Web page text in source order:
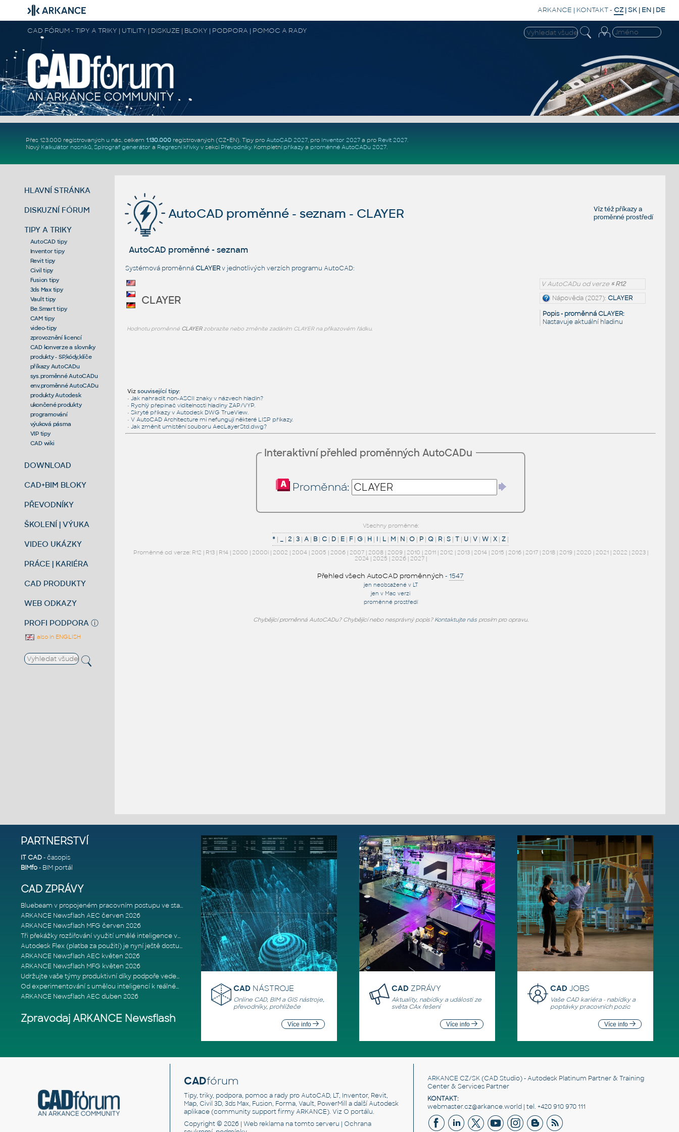
ARKANCE | KONTAKT- CZ |SK | EN | DE
CAD FÓRUM - TIPY A TRIKY | UTILITY | DISKUZE | BLOKY | PODPORA | POMOC A RADY
Přes 123.000 registrovaných u nás, celkem 1.130.000registrovaných (CZ+EN). Tipy pro AutoCAD 2027, pro Inventor 2027a pro Revit 2027.
Nový Kalkulátor nosníků, Spirograf generátor a Regresní křivkyv sekci Převodníky. Kompletní příkazya proměnné AutoCADu 2027.
HLAVNÍ STRÁNKA
DISKUZNÍ FÓRUM
TIPY A TRIKY
AutoCAD tipy
Inventor tipy
Revit tipy
Civil tipy
Fusion tipy
3ds Max tipy
Vault tipy
Be.Smart tipy
CAM tipy
video-tipy
zprovoznění licencí
CAD konverze a slovníky
produkty - SP,kódy,klíče
příkazy AutoCADu
sys.proměnné AutoCADu
env.proměnné AutoCADu
produkty Autodesk
ukončené produkty
programování
výuková pásma
VIP tipy
CAD wiki
DOWNLOAD
CAD+BIM BLOKY
PŘEVODNÍKY
ŠKOLENÍ | VÝUKA
VIDEO UKÁZKY
PRÁCE | KARIÉRA
CAD PRODUKTY
WEB ODKAZY
PROFI PODPORA ⓘ
also in ENGLISH
Viz téžpříkazya
proměnné prostředí
AutoCAD proměnné - seznam - CLAYER
AutoCAD proměnné - seznam
Systémová proměnnáCLAYERv jednotlivých verzích programu AutoCAD:
V AutoCADu od verze≤ R12
Nápověda (2027):CLAYER
Popis - proměnná CLAYER:
Nastavuje aktuální hladinu
CLAYER
Hodnotu proměnné CLAYERzobrazíte nebo změníte zadáním CLAYER na příkazovém řádku.
Viz související tipy:
• Jak nahradit non-ASCII znaky v názvech hladin?
• Rychlý přepínač viditelnosti hladiny ZAP/VYP.
• Skryté příkazy v Autodesk DWG TrueView.
• V AutoCAD Architecture mi nefungují některé LISP příkazy.
• Jak změnit umístění souboru AecLayerStd.dwg?
Interaktivní přehled proměnných AutoCADu
Proměnná:
Všechny proměnné:
* | _ |2 |3 |A | B |C | D | E | F|G | H | I | L | M | N |O | P |Q | R |S |T | U |V |W |X |Z |
Proměnné od verze: R12 | R13| R14| 2000 | 2000i| 2002 | 2004| 2005 | 2006| 2007| 2008| 2009| 2010 | 2011| 2012 | 2013| 2014| 2015 | 2016| 2017| 2018| 2019| 2020 | 2021| 2022 | 2023|
2024| 2025 | 2026| 2027|
Přehled všech AutoCAD proměnných -1547
jen neobsažené v LT
jen v Mac verzi
proměnné prostředí
Chybějící proměnná AutoCADu? Chybějící nebo nesprávný popis? Kontaktujte násprosím pro opravu.
PARTNERSTVÍ
IT CAD- časopis
BIMfo- BIM portál
CAD ZPRÁVY
Bluebeam v propojeném pracovním postupu ve stavebnictví: Proč je int
ARKANCE Newsflash AEC červen 2026
ARKANCE Newsflash MFG červen 2026
Tři překážky rozšiřování využití umělé inteligence ve stavebním prům
Autodesk Flex (platba za použití) je nyní ještě dostupnější
ARKANCE Newsflash AEC květen 2026
ARKANCE Newsflash MFG květen 2026
Udržujte vaše týmy produktivní díky podpoře vedené odborníky
Od experimentování s umělou inteligencí k reálnému dopadu na podniká
ARKANCE Newsflash AEC duben 2026
Zpravodaj ARKANCE Newsflash
CAD NÁSTROJE
Online CAD, BIM a GIS nástroje,
převodníky, prohlížeče
Více info
CAD ZPRÁVY
Aktuality, nabídky a události ze
světa CAx řešení
Více info
CADJOBS
Vaše CAD kariéra - nabídky a
poptávky pracovních pozic
Více info
CADfórum
Tipy, triky, podpora, pomoc a rady pro AutoCAD, LT, Inventor, Revit,
Map, Civil 3D, 3ds Max, Fusion, Forma, Vault, PowerMill a další Autodesk
aplikace (community support firmy ARKANCE). Viz O portálu.
Copyright © 2026 | Web reklamana tomto serveru | Ochrana
ARKANCE CZ/SK(CAD Studio) - Autodesk Platinum Partner & Training
Center & Services Partner
KONTAKT:
webmaster.cz@arkance.world | tel. +420 910 970 111